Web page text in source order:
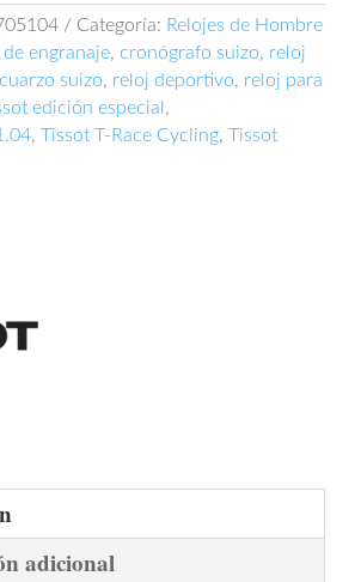
Categoría: Relojes de Hombre
de engranaje, cronógrafo suizo, reloj
suizo, reloj deportivo, reloj para
edición especial ,
, Tissot T-Race Cycling, Tissot
adicional